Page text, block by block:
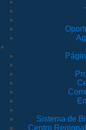
Sistema de
Centro